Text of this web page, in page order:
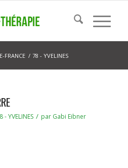
FRANCE / 78 - YVELINES
- YVELINES / par Gabi Eibner